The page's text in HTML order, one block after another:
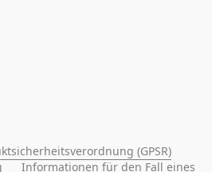
(GPSR)
Informationen für den Fall eines